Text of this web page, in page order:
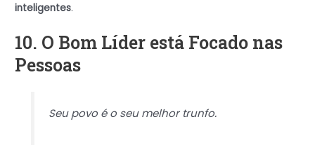
inteligentes.
10. O Bom Líder está Focado nas
Pessoas
Seu povo é o seu melhor trunfo.